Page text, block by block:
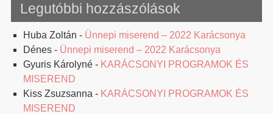
Legutóbbi hozzászólások
Huba Zoltán - Ünnepi miserend – 2022 Karácsonya
Dénes- Ünnepi miserend – 2022 Karácsonya
Gyuris Károlyné- KARÁCSONYI PROGRAMOK ÉS
MISEREND
Kiss Zsuzsanna - KARÁCSONYI PROGRAMOK ÉS
MISEREND